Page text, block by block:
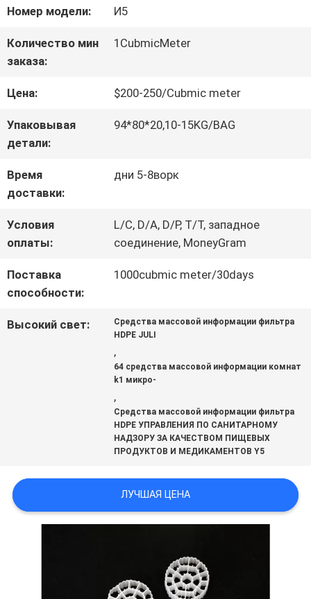
ЗАВОДУ
КОНТРОЛЬ
КАЧЕСТВА
СВЯЖИТЕСЬ
С
НАМИ
ЗАПРОСИТЕ
ЦИТАТУ
Номер модели: И5
Количество мин
заказа:
1CubmicMeter
Цена: $200-250/Cubmic meter
Упаковывая
детали:
94*80*20,10-15KG/BAG
Время
доставки:
дни 5-8ворк
Условия
оплаты:
L/C, D/A, D/P, T/T, западное
соединение, MoneyGram
Поставка
способности:
1000cubmic meter/30days
Высокий свет:
Средства массовой информации фильтра
HDPE JULI
,
64 средства массовой информации комнат
k1 микро-
,
Средства массовой информации фильтра
HDPE УПРАВЛЕНИЯ ПО САНИТАРНОМУ
НАДЗОРУ ЗА КАЧЕСТВОМ ПИЩЕВЫХ
ПРОДУКТОВ И МЕДИКАМЕНТОВ Y5
ЛУЧШАЯ ЦЕНА